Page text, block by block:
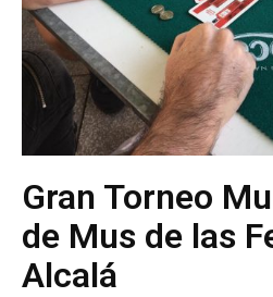
Gran Torneo
de Mus de las
Alcalá